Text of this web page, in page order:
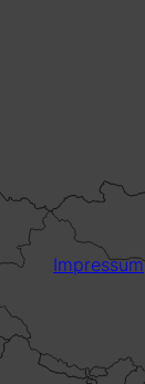
Impressum